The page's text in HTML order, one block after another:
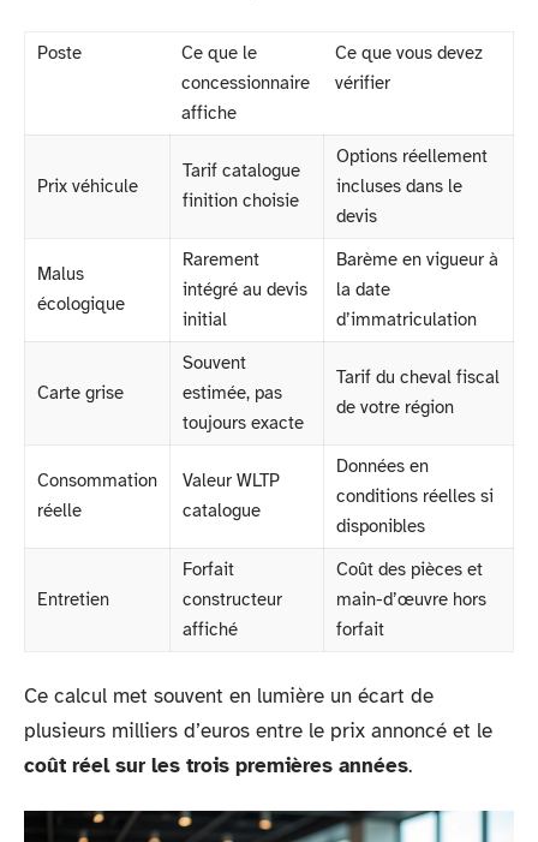
Poste
Ce que le
concessionnaire
affiche
Ce que vous devez
vérifier
Prix véhicule
Tarif catalogue
finition choisie
Options réellement
incluses dans le
devis
Malus
écologique
Rarement
intégré au devis
initial
Barème en vigueur à
la date
d’immatriculation
Carte grise
Souvent
estimée, pas
toujours exacte
Tarif du cheval fiscal
de votre région
Consommation
réelle
Valeur WLTP
catalogue
Données en
conditions réelles si
disponibles
Entretien
Forfait
constructeur
affiché
Coût des pièces et
main-d’œuvre hors
forfait
Ce calcul met souvent en lumière un écart de
plusieurs milliers d’euros entre le prix annoncé et le
coût réel sur les trois premières années.